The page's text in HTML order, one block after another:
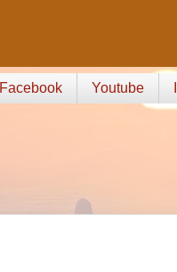
Facebook Youtube